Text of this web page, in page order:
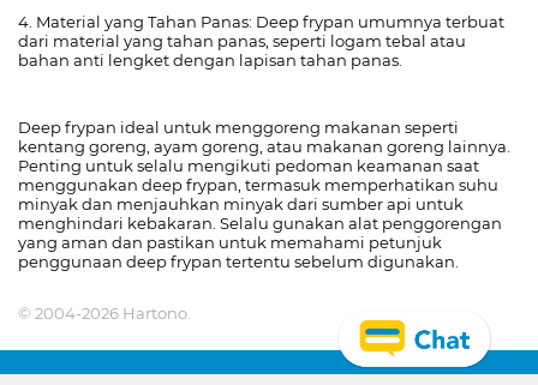
4. Material yang Tahan Panas: Deep frypan umumnya terbuat
dari material yang tahan panas, seperti logam tebal atau
bahan anti lengket dengan lapisan tahan panas.
Deep frypan ideal untuk menggoreng makanan seperti
kentang goreng, ayam goreng, atau makanan goreng lainnya.
Penting untuk selalu mengikuti pedoman keamanan saat
menggunakan deep frypan, termasuk memperhatikan suhu
minyak dan menjauhkan minyak dari sumber api untuk
menghindari kebakaran. Selalu gunakan alat penggorengan
yang aman dan pastikan untuk memahami petunjuk
penggunaan deep frypan tertentu sebelum digunakan.
© 2004-2026 Hartono.